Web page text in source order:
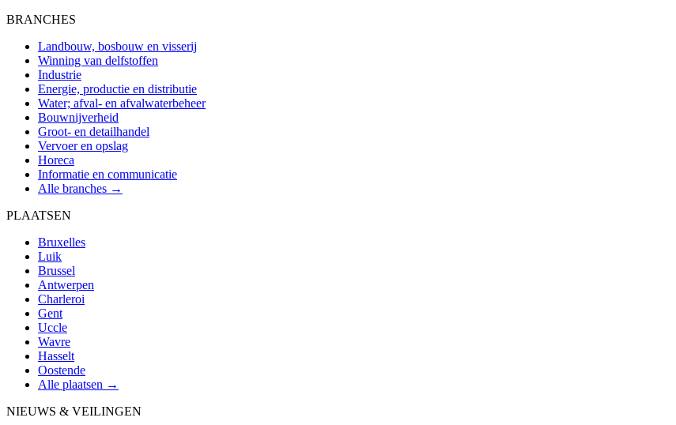
BRANCHES
Landbouw, bosbouw en visserij
Winning van delfstoffen
Industrie
Energie, productie en distributie
Water; afval- en afvalwaterbeheer
Bouwnijverheid
Groot- en detailhandel
Vervoer en opslag
Horeca
Informatie en communicatie
Alle branches →
PLAATSEN
Bruxelles
Luik
Brussel
Antwerpen
Charleroi
Gent
Uccle
Wavre
Hasselt
Oostende
Alle plaatsen →
NIEUWS & VEILINGEN